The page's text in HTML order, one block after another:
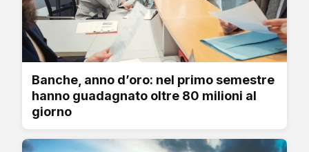
Banche, anno d’oro: nel primo semestre
hanno guadagnato oltre 80 milioni al
giorno